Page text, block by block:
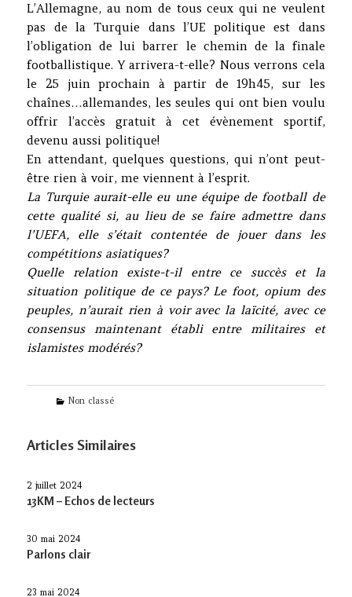
L’Allemagne, au nom de tous ceux qui ne veulent
pas de la Turquie dans l’UE politique est dans
l’obligation de lui barrer le chemin de la finale
footballistique. Y arrivera-t-elle? Nous verrons cela
le 25 juin prochain à partir de 19h45, sur les
chaînes…allemandes, les seules qui ont bien voulu
offrir l’accès gratuit à cet évènement sportif,
devenu aussi politique!
En attendant, quelques questions, qui n’ont peut-
être rien à voir, me viennent à l’esprit.
La Turquie aurait-elle eu une équipe de football de
cette qualité si, au lieu de se faire admettre dans
l’UEFA, elle s’était contentée de jouer dans les
compétitions asiatiques?
Quelle relation existe-t-il entre ce succès et la
situation politique de ce pays? Le foot, opium des
peuples, n’aurait rien à voir avec la laïcité, avec ce
consensus maintenant établi entre militaires et
islamistes modérés?
Categories
Non classé
Articles Similaires
2 juillet 2024
13KM – Echos de lecteurs
30 mai 2024
Parlons clair
23 mai 2024